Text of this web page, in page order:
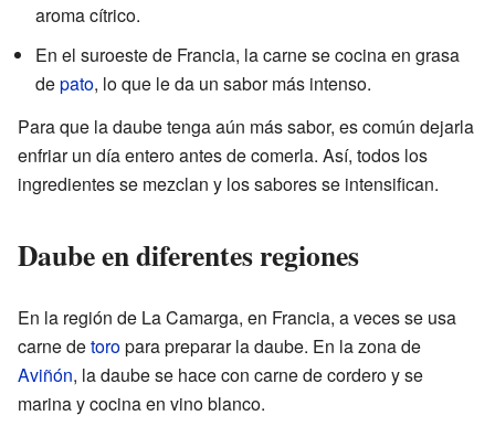
aroma cítrico.
En el suroeste de Francia, la carne se cocina en grasa
depato, lo que le da un sabor más intenso.
Para que la daube tenga aún más sabor, es común dejarla
enfriar un día entero antes de comerla. Así, todos los
ingredientes se mezclan y los sabores se intensifican.
Daube en diferentes regiones
En la región de La Camarga, en Francia, a veces se usa
carne detoropara preparar la daube. En la zona de
Aviñón, la daube se hace con carne de cordero y se
marina y cocina en vino blanco.